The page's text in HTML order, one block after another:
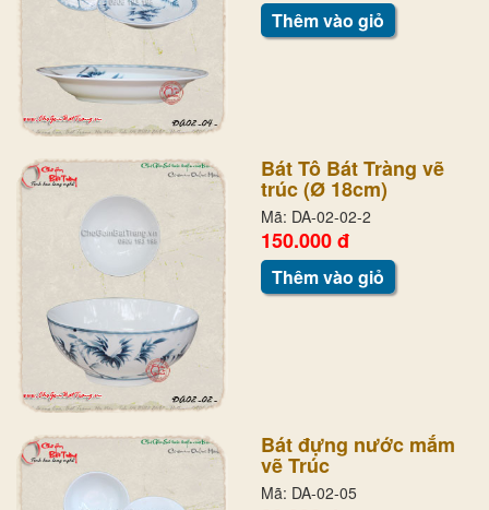
Thêm vào giỏ
Bát Tô Bát Tràng vẽ
trúc (Ø 18cm)
Mã: DA-02-02-2
150.000 đ
Thêm vào giỏ
Bát đựng nước mắm
vẽ Trúc
Mã: DA-02-05